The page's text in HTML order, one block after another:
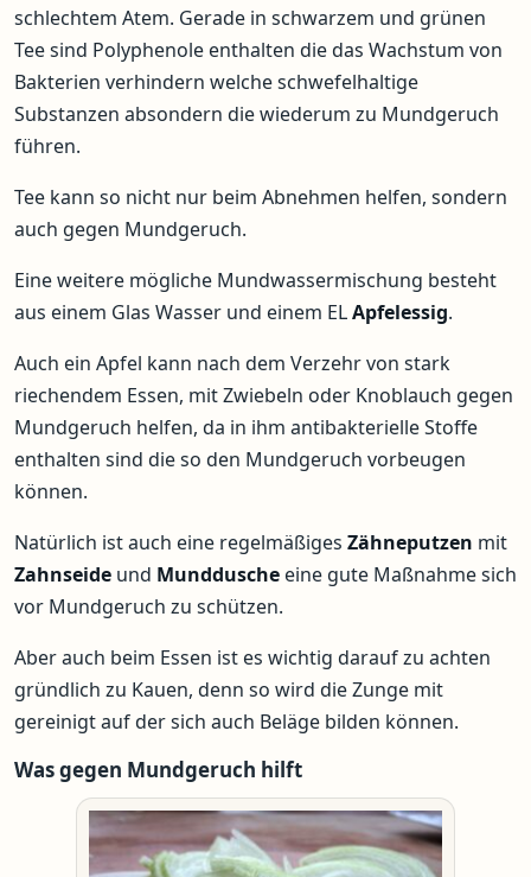
schlechtem Atem. Gerade in schwarzem und grünen
Tee sind Polyphenole enthalten die das Wachstum von
Bakterien verhindern welche schwefelhaltige
Substanzen absondern die wiederum zu Mundgeruch
führen.
Tee kann so nicht nur beim Abnehmen helfen, sondern
auch gegen Mundgeruch.
Eine weitere mögliche Mundwassermischung besteht
aus einem Glas Wasser und einem ELApfelessig.
Auch ein Apfel kann nach dem Verzehr von stark
riechendem Essen, mit Zwiebeln oder Knoblauch gegen
Mundgeruch helfen, da in ihm antibakterielle Stoffe
enthalten sind die so den Mundgeruch vorbeugen
können.
Natürlich ist auch eine regelmäßiges Zähneputzen mit
Zahnseide und Munddusche eine gute Maßnahme sich
vor Mundgeruch zu schützen.
Aber auch beim Essen ist es wichtig darauf zu achten
gründlich zu Kauen, denn so wird die Zunge mit
gereinigt auf der sich auch Beläge bilden können.
Was gegen Mundgeruch hilft